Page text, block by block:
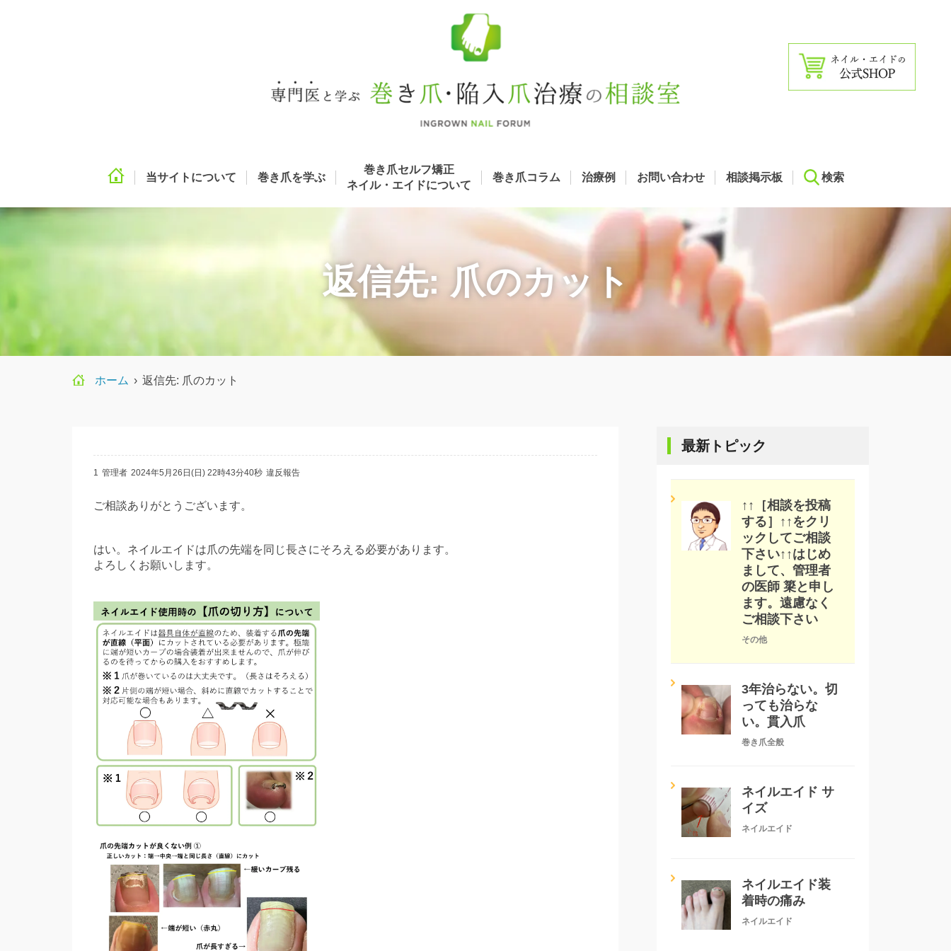
当サイトについて 巻き爪を学ぶ
巻き爪セルフ矯正
ネイル・エイドについて
巻き爪コラム 治療例 お問い合わせ 相談掲示板 検索
返信先: 爪のカット
ホーム › 返信先: 爪のカット
1 管理者 2024年5月26日(日) 22時43分40秒 違反報告
ご相談ありがとうございます。
はい。ネイルエイドは爪の先端を同じ長さにそろえる必要があります。
よろしくお願いします。
最新トピック
↑↑［相談を投稿
する］↑↑をクリ
ックしてご相談
下さい↑↑はじめ
まして、管理者
の医師 簗と申し
ます。遠慮なく
ご相談下さい
その他
3年治らない。切
っても治らな
い。貫入爪
巻き爪全般
ネイルエイド サ
イズ
ネイルエイド
ネイルエイド装
着時の痛み
ネイルエイド